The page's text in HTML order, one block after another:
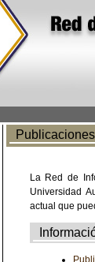
La Red de
Universidad
actual que